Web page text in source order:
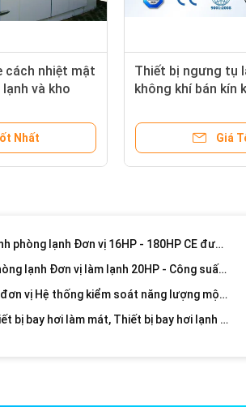
cách nhiệt mật
và kho
Nhất
Thiết bị ngưng tụ
không khí bán kín
Giá
Giá đỡ máy nén trục vít song song R404a Hanbell để bảo quản thực phẩm đông lạnh
40hp * 5 R404a GEA Bock Thương hiệu Máy nén khí phòng lạnh Đơn vị sản xuất hạt giống
Máy nén pittông thương hiệu 15hp R404a Bitzer Đơn vị CDU 380V / 3P / 50Hz
vị ngưng tụ Cấu hình tùy chọn Tùy chỉnh
-35 Độ Máy nén khí phòng lạnh Loại vít làm mát bằng nước CE được phê duyệt
Hóa chất làm lạnh phòng lạnh Đơn vị làm lạnh 20HP - Công suất 350HP
Thịt Máy lạnh phòng đơn vị Hệ thống kiểm soát năng lượng một giai đoạn
Mạch thông minh Thiết bị bay hơi làm mát, Thiết bị bay hơi lạnh cho sản xuất thịt
Quạt hướng trục có độ ồn thấp Thiết bị bay hơi phòng lạnh với chứng chỉ UL cho logistic chuỗi lạnh